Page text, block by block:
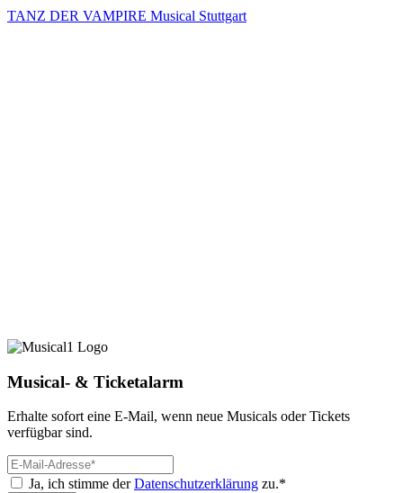
TANZ DER VAMPIRE Musical Stuttgart
Musical- & Ticketalarm
Erhalte sofort eine E-Mail, wenn neue Musicals oder Tickets
verfügbar sind.
Ja, ich stimme derDatenschutzerklärung zu.*